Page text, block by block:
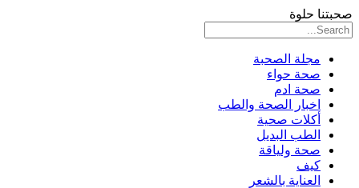
صحبتنا حلوة
مجلة الصحبة
صحة حواء
صحة ادم
اخبار الصحة والطب
أكلات صحية
الطب البديل
صحة ولياقة
كيف
العناية بالشعر